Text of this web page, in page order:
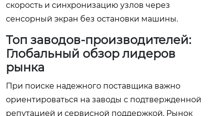
скорость и синхронизацию узлов через
сенсорный экран без остановки машины.
Топ заводов-производителей:
Глобальный обзор лидеров
рынка
При поиске надежного поставщика важно
ориентироваться на заводы с подтвержденной
репутацией и сервисной поддержкой. Рынок